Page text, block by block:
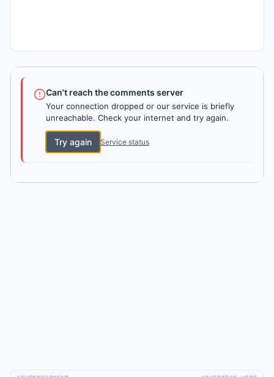
Can't reach the comments server
Your connection dropped or our service is briefly
unreachable. Check your internet and try again.
Try again Service status